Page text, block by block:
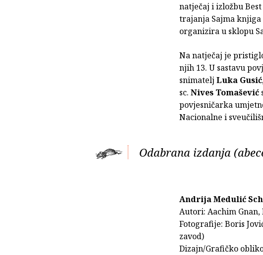
natječaj i izložbu
trajanja Sajma
organizira u sklopu
Na natječaj je
njih 13. U sastavu
snimatelj Luka Gusić
sc. Nives Tomašević
povjesničarka
Nacionalne i
Odabrana izdanja
Andrija Medulić
Autori: Aachim Gnan,
Fotografije: Boris
zavod)
Dizajn/Grafičko